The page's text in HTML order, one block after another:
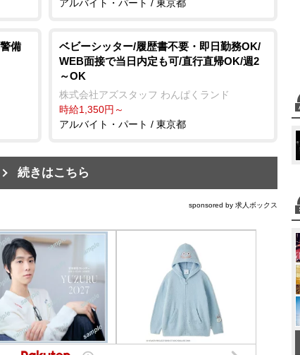
アルバイト・パート / 東京都
備
ベビーシッター/履歴書不要・即日勤務OK/
WEB面接で当日内定も可/直行直帰OK/週2
～OK
株式会社アズスタッフ わんぱくランド
時給1,350円～
アルバイト・パート / 東京都
続きはこちら
sponsored by 求人ボックス